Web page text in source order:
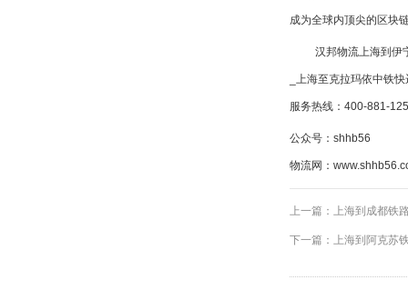
成为全球内顶尖的区块
汉邦物流上海到伊
_上海至克拉玛依中铁
服务热线： 400-881-
公众号：shhb56
物流网：
上一篇： 上海到成都铁
下一篇： 上海到阿克苏